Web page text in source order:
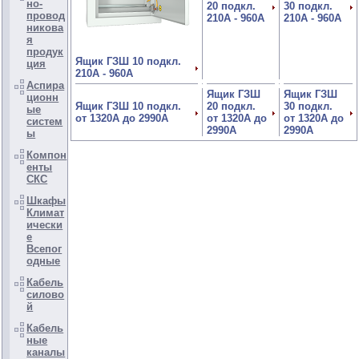
но-
провод
никова
я
продук
ция
Аспира
ционн
ые
систем
ы
Компон
енты
СКС
Шкафы
Климат
ически
е
Всепог
одные
Кабель
силово
й
Кабель
ные
каналы
Ящик ГЗШ 10 подкл.
210А - 960А
20 подкл.
210А - 960А
30 подкл.
210А - 960А
Ящик ГЗШ 10 подкл.
от 1320А до 2990А
Ящик ГЗШ
20 подкл.
от 1320А до
2990А
Ящик ГЗШ
30 подкл.
от 1320А до
2990А